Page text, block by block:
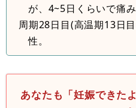
が、4~5日くらいで痛
周期28日目(高温期13日
性。
あなたも「妊娠できた